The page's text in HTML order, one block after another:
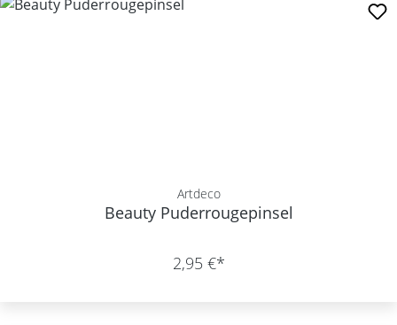
Artdeco
Beauty Puderrougepinsel
2,95 €*